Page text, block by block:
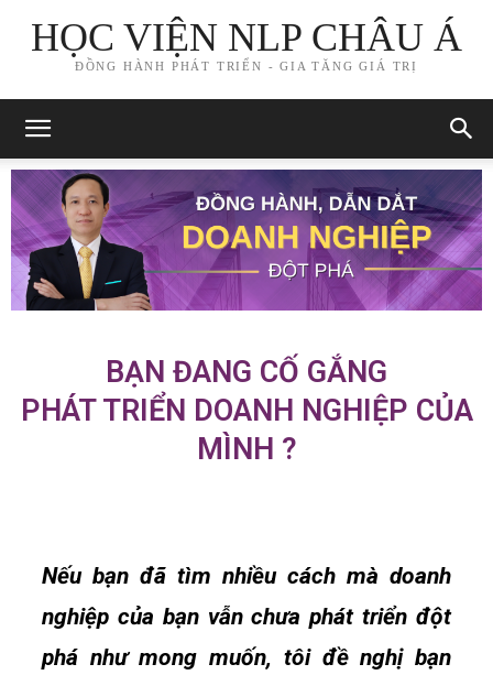
HỌC VIỆN NLP CHÂU Á
ĐỒNG HÀNH PHÁT TRIỂN - GIA TĂNG GIÁ TRỊ
BẠN ĐANG CỐ GẮNG
PHÁT TRIỂN DOANH NGHIỆP CỦA
MÌNH ?
Nếu bạn đã tìm nhiều cách mà doanh
nghiệp của bạn vẫn chưa phát triển đột
phá như mong muốn, tôi đề nghị bạn